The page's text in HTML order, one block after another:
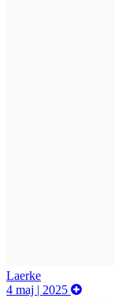
Laerke
4 maj | 2025